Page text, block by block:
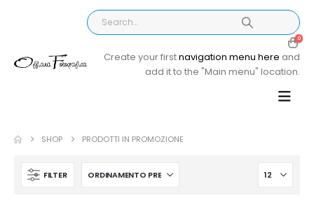
0
Create your firstnavigation menu here and
add it to the "Main menu" location.
SHOP PRODOTTI IN PROMOZIONE
FILTER